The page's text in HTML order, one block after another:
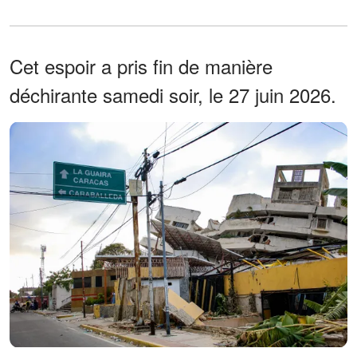
Cet espoir a pris fin de manière
déchirante samedi soir, le 27 juin 2026.